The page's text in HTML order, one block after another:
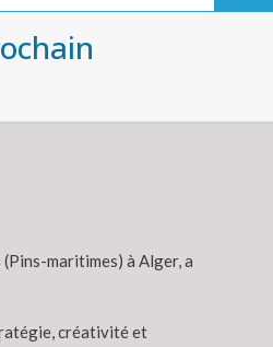
maritimes) à Alger, a
créativité et